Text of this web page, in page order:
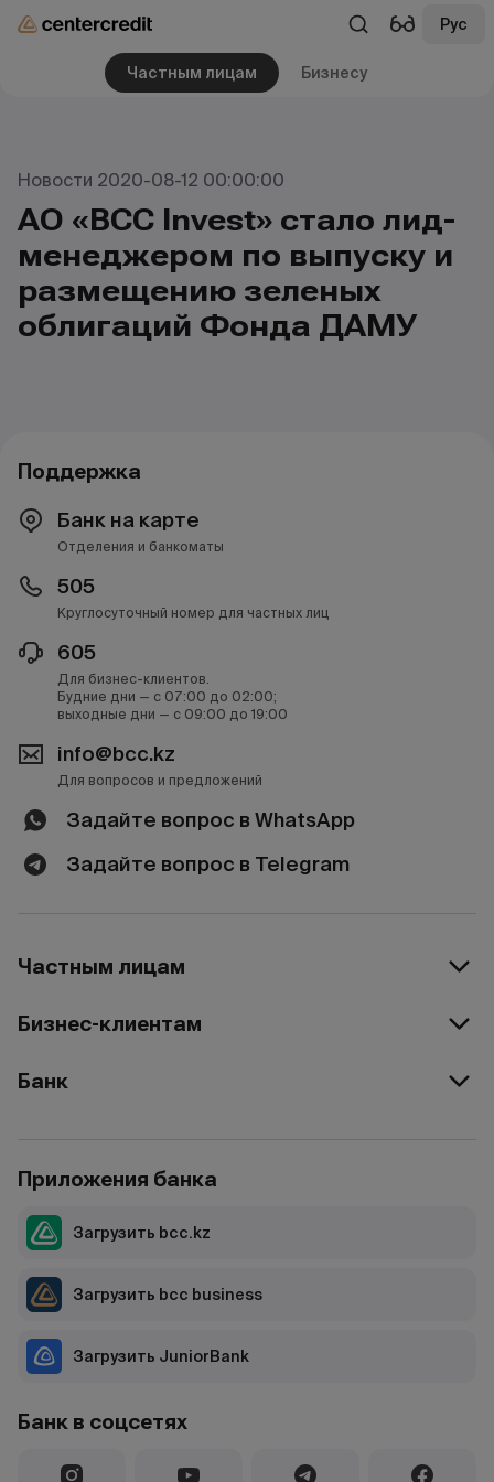
Рус
Частным лицам Бизнесу
Новости 2020-08-12 00:00:00
АО «BCC Invest» стало лид-
менеджером по выпуску и
размещению зеленых
облигаций Фонда ДАМУ
Поддержка
Банк на карте
Отделения и банкоматы
505
Круглосуточный номер для частных лиц
605
Для бизнес-клиентов.
Будние дни — с 07:00 до 02:00;
выходные дни — с 09:00 до 19:00
info@bcc.kz
Для вопросов и предложений
Задайте вопрос в WhatsApp
Задайте вопрос в Telegram
Частным лицам
Бизнес-клиентам
Банк
Банк в соцсетях
Приложения банка
Загрузить bcc.kz
Загрузить bcc business
Загрузить JuniorBank